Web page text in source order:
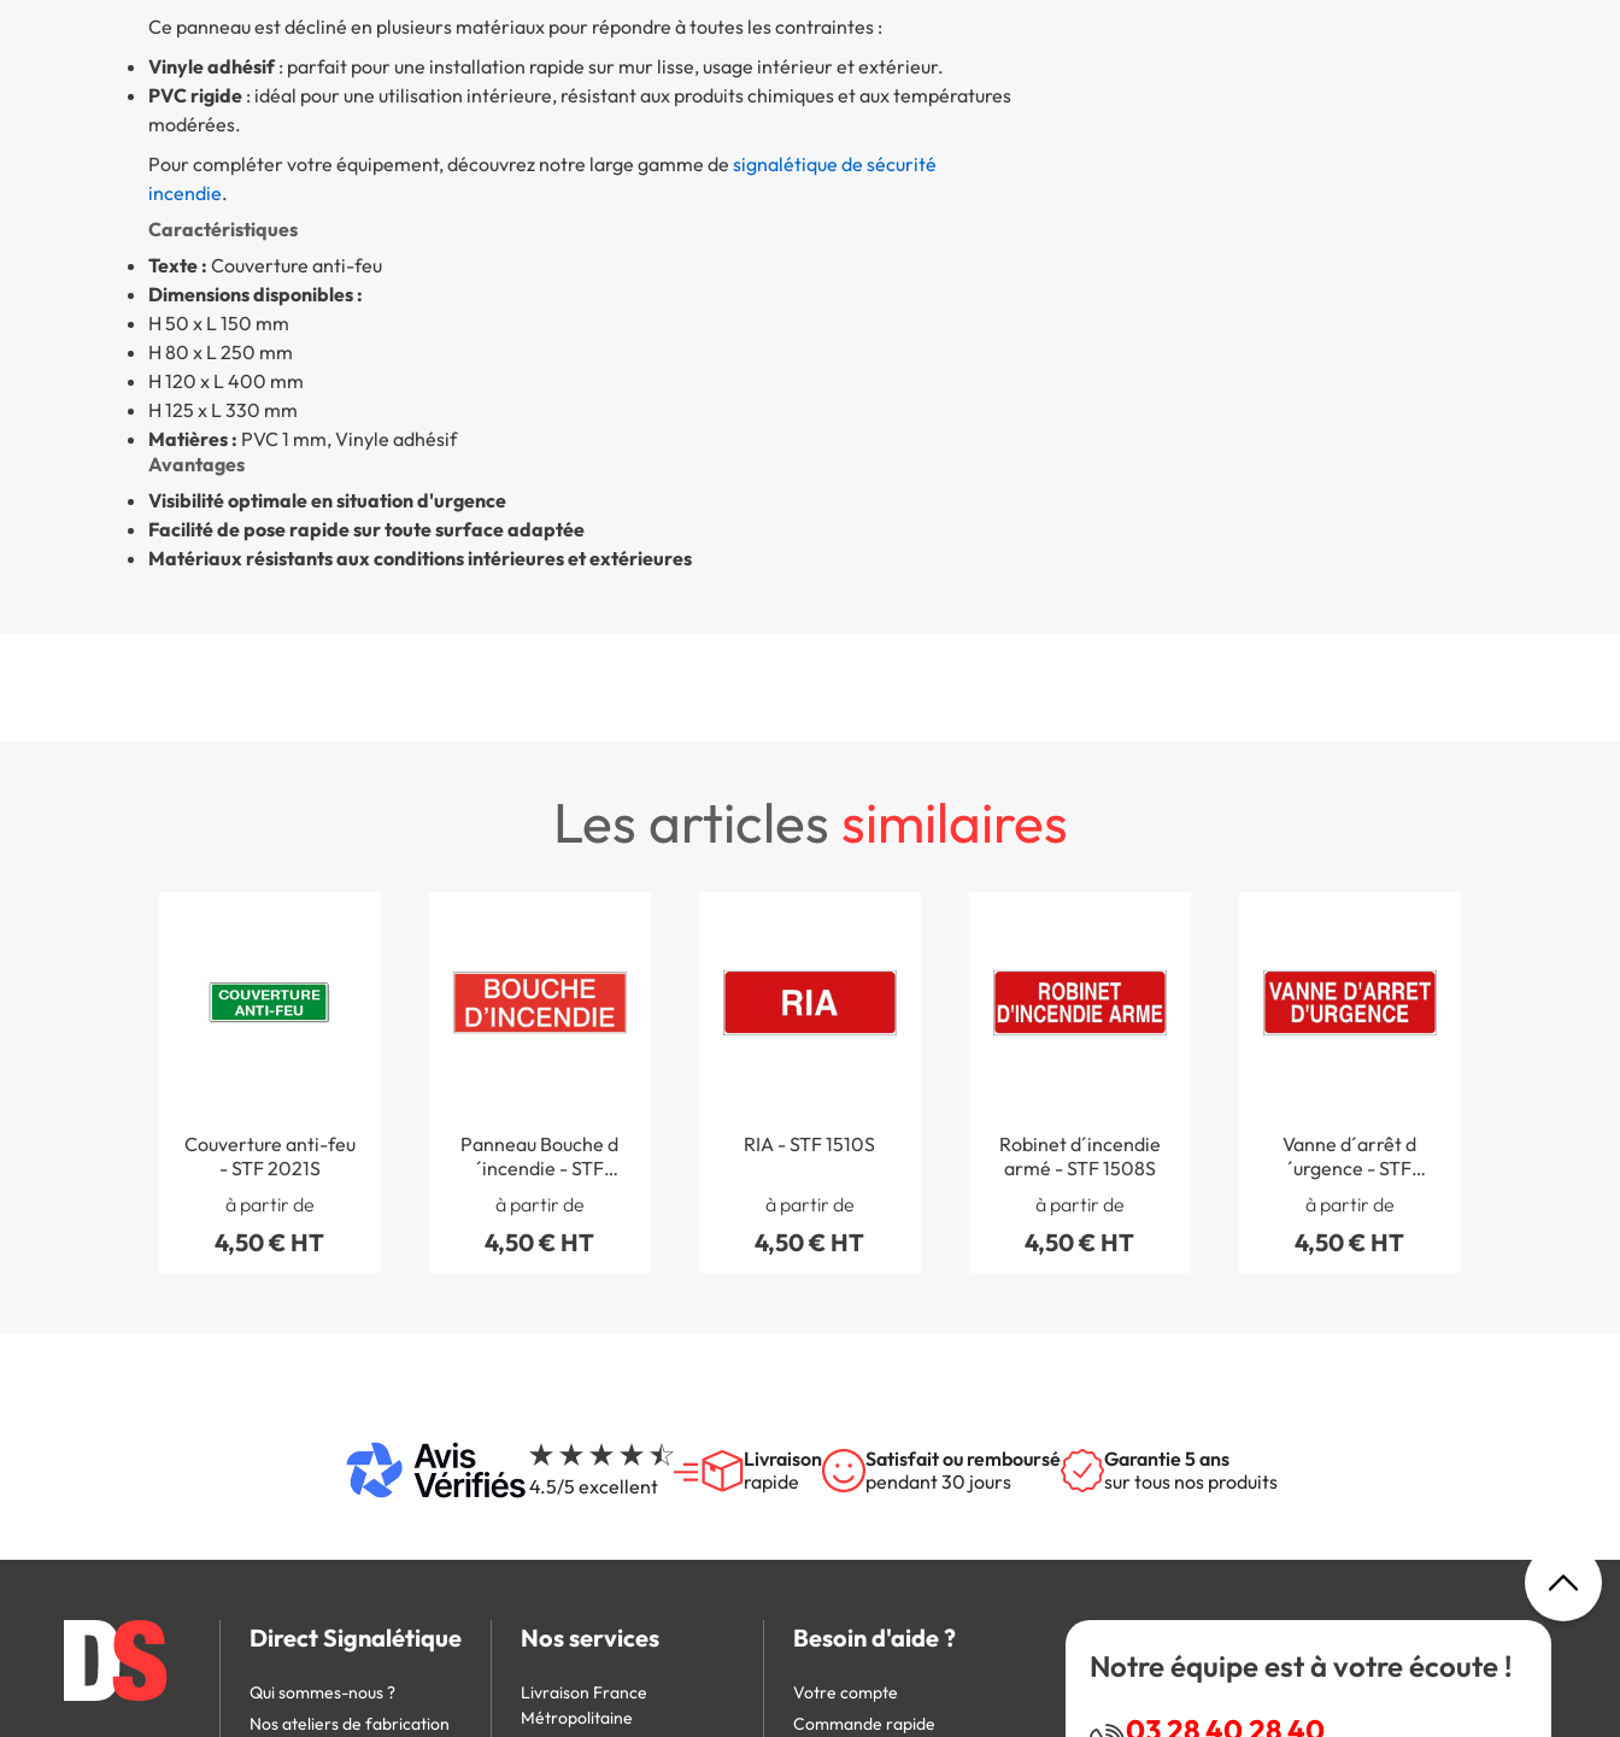
Ce panneau est décliné en plusieurs matériaux pour répondre à toutes les contraintes :
Vinyle adhésif: parfait pour une installation rapide sur mur lisse, usage intérieur et extérieur.
PVC rigide: idéal pour une utilisation intérieure, résistant aux produits chimiques et aux températures
modérées.
Pour compléter votre équipement, découvrez notre large gamme de signalétique de sécurité
incendie.
Caractéristiques
Texte : Couverture anti-feu
Dimensions disponibles :
H 50 x L 150 mm
H 80 x L 250 mm
H 120 x L 400 mm
H 125 x L 330 mm
Matières : PVC 1 mm, Vinyle adhésif
Avantages
Visibilité optimale en situation d'urgence
Facilité de pose rapide sur toute surface adaptée
Matériaux résistants aux conditions intérieures et extérieures
les articles similaires
Couverture anti-feu
- STF 2021S
à partir de
4,50 € HT
Panneau Bouche d
´incendie - STF
à partir de
4,50 € HT
RIA - STF 1510S
à partir de
4,50 € HT
Robinet d´incendie
armé - STF 1508S
à partir de
4,50 € HT
Vanne d´arrêt d
´urgence - STF
à partir de
4,50 € HT
4.5/5 excellent
Livraison
rapide
Satisfait ou remboursé
pendant 30 jours
Garantie 5 ans
sur tous nos produits
Direct Signalétique
Qui sommes-nous ?
Nos ateliers de fabrication
Nos services
Livraison France
Métropolitaine
Besoin d'aide ?
Votre compte
Commande rapide
Notre équipe est à votre écoute !